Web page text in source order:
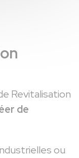
Revitalisation
de
ou